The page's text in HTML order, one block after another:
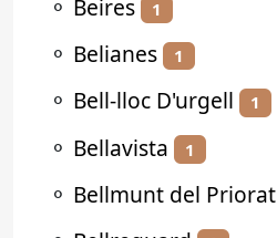
⚬ Beires 1
⚬ Belianes 1
⚬ Bell-lloc D'urgell 1
⚬ Bellavista 1
⚬ Bellmunt del Priorat